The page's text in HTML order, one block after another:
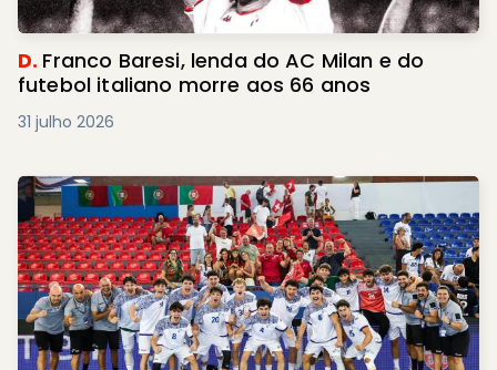
D. Franco Baresi, lenda do AC Milan e do
futebol italiano morre aos 66 anos
31 julho 2026